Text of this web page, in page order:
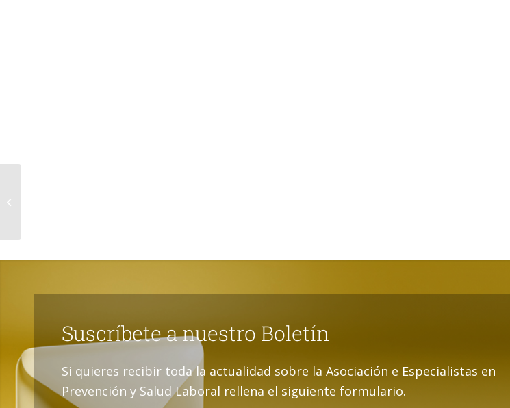
Suscríbete a nuestro Boletín
Si quieres recibir toda la actualidad sobre la Asociación e Especialistas en
Prevención y Salud Laboral rellena el siguiente formulario.